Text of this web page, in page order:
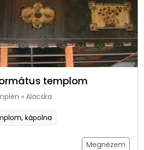
templom
» Alacska
kápolna
Megnézem